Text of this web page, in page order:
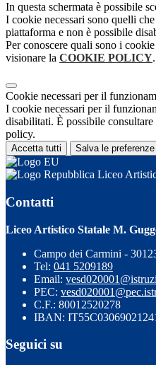
In questa schermata è possibile
I cookie necessari sono quelli
piattaforma e non è possibile
Per conoscere quali sono i
visionare la COOKIE POLICY.
Cookie necessari per il
I cookie necessari per il
disabilitati. È possibile
policy.
Accetta tutti Salva le preferenze
Liceo
Contatti
Liceo Artistico Statale M.
Campo dei Carmini -
Tel: 041 5209189
Email:
PEC:
C.F.: 80012520278
IBAN:
Seguici su